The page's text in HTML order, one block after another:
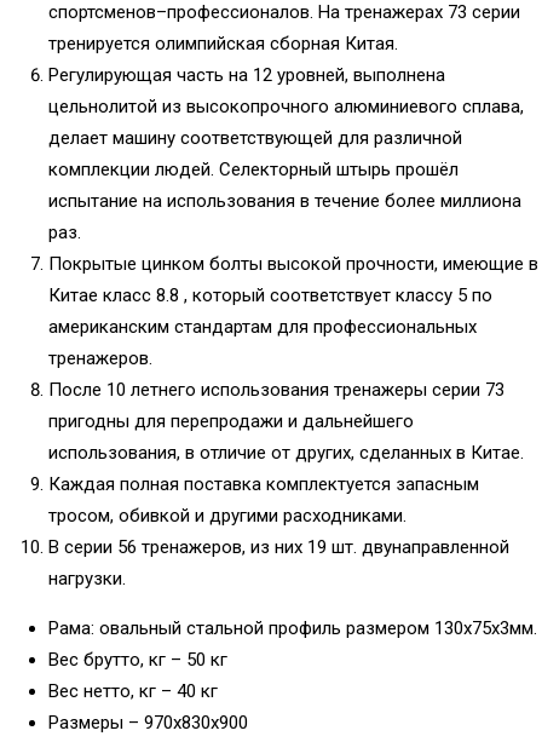
спортсменов–профессионалов. На тренажерах 73 серии
тренируется олимпийская сборная Китая.
Регулирующая часть на 12 уровней, выполнена
цельнолитой из высокопрочного алюминиевого сплава,
делает машину соответствующей для различной
комплекции людей. Селекторный штырь прошёл
испытание на использования в течение более миллиона
раз.
Покрытые цинком болты высокой прочности, имеющие в
Китае класс 8.8 , который соответствует классу 5 по
американским стандартам для профессиональных
тренажеров.
После 10 летнего использования тренажеры серии 73
пригодны для перепродажи и дальнейшего
использования, в отличие от других, сделанных в Китае.
Каждая полная поставка комплектуется запасным
тросом, обивкой и другими расходниками.
В серии 56 тренажеров, из них 19 шт. двунаправленной
нагрузки.
Рама: овальный стальной профиль размером 130х75х3мм.
Вес брутто, кг – 50 кг
Вес нетто, кг – 40 кг
Размеры – 970x830x900